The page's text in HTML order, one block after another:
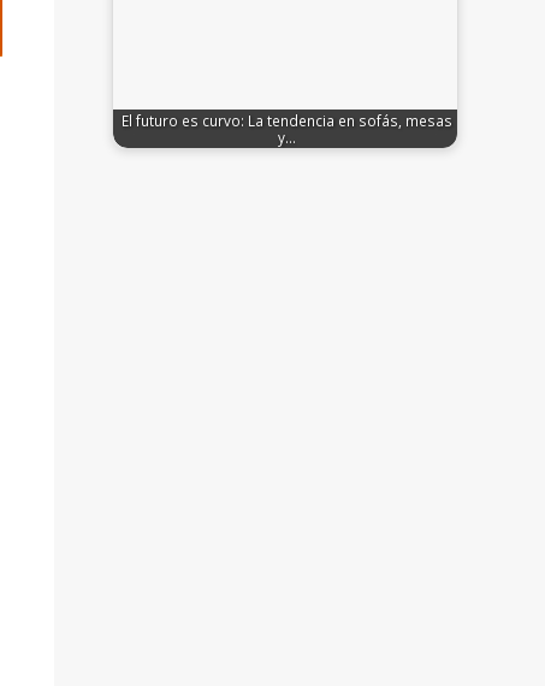
El futuro es curvo: La tendencia en sofás, mesas
y…